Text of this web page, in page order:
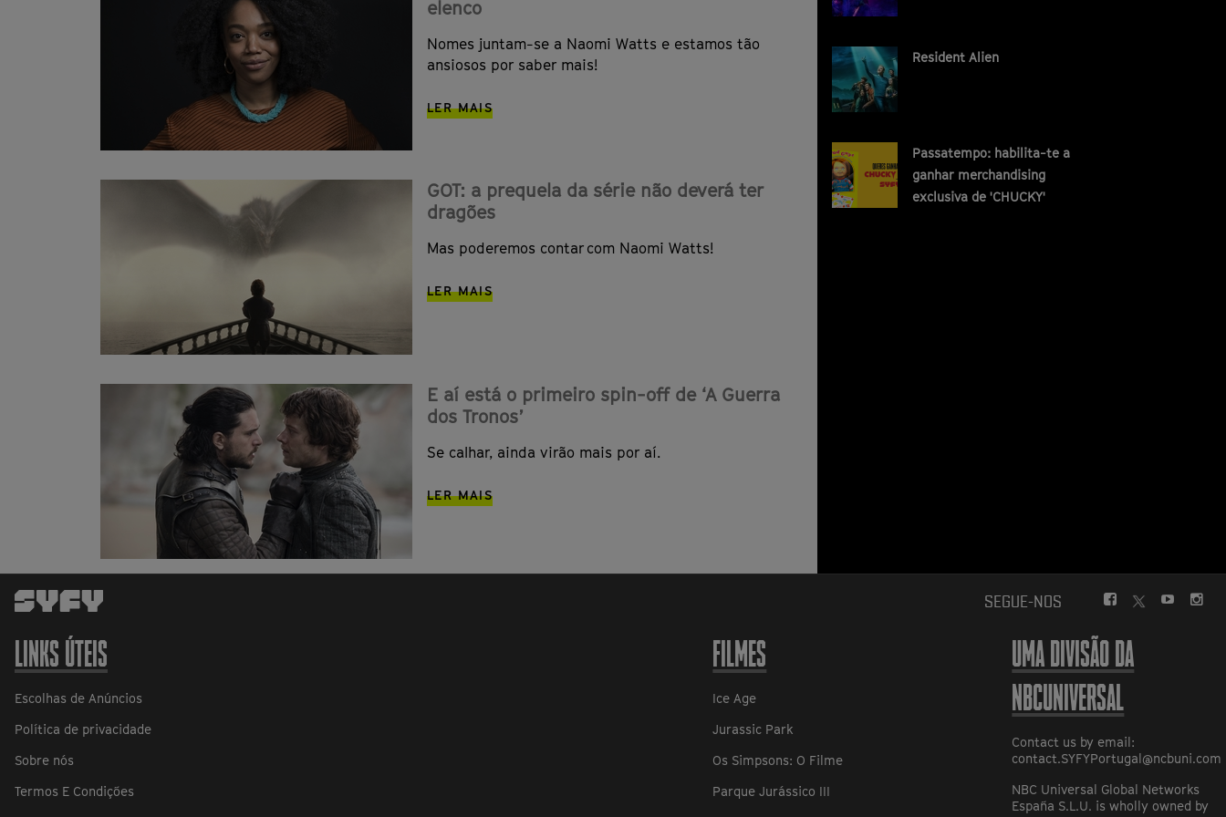
elenco
Nomes juntam-se a Naomi Watts e estamos tão
ansiosos por saber mais!
LER MAIS
GOT: a prequela da série não deverá ter
dragões
Mas poderemos contar com Naomi Watts!
LER MAIS
E aí está o primeiro spin-off de ‘A Guerra
dos Tronos’
Se calhar, ainda virão mais por aí.
LER MAIS
Resident Alien
Passatempo: habilita-te a
ganhar merchandising
exclusiva de 'CHUCKY'
SEGUE-NOS
FACEBOOK
YOUTUBE
LINKS ÚTEIS
Escolhas de Anúncios
Política de privacidade
Sobre nós
Termos E Condições
FILMES
Ice Age
Jurassic Park
Os Simpsons: O Filme
Parque Jurássico III
UMA DIVISÃO DA
NBCUNIVERSAL
Contact us by email:
contact.SYFYPortugal@ncbuni.com
NBC Universal Global Networks
España S.L.U. is wholly owned by